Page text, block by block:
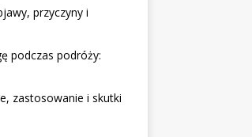
przyczyny i
podczas podróży:
zastosowanie i skutki